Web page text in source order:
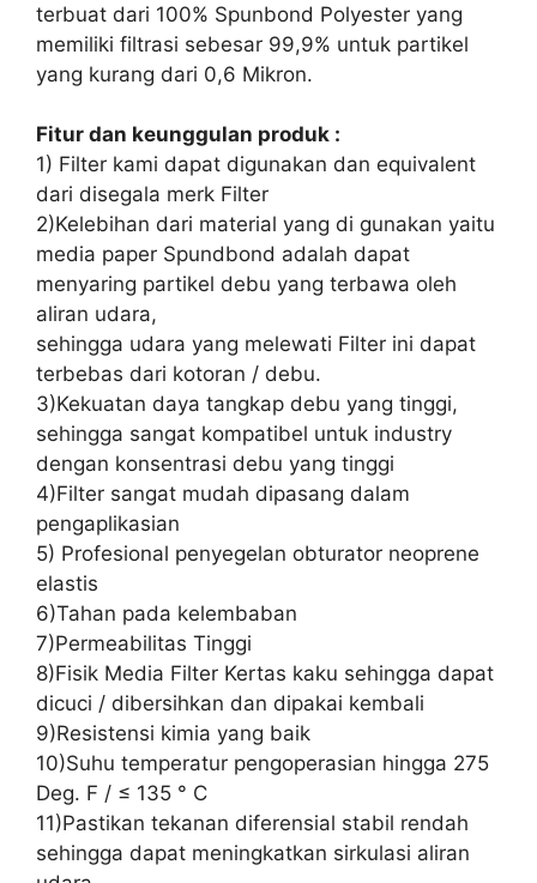
terbuat dari 100% Spunbond Polyester yang
memiliki filtrasi sebesar 99,9% untuk partikel
yang kurang dari 0,6 Mikron.
Fitur dan keunggulan produk :
1) Filter kami dapat digunakan dan equivalent
dari disegala merk Filter
2)Kelebihan dari material yang di gunakan yaitu
media paper Spundbond adalah dapat
menyaring partikel debu yang terbawa oleh
aliran udara,
sehingga udara yang melewati Filter ini dapat
terbebas dari kotoran / debu.
3)Kekuatan daya tangkap debu yang tinggi,
sehingga sangat kompatibel untuk industry
dengan konsentrasi debu yang tinggi
4)Filter sangat mudah dipasang dalam
pengaplikasian
5) Profesional penyegelan obturator neoprene
elastis
6)Tahan pada kelembaban
7)Permeabilitas Tinggi
8)Fisik Media Filter Kertas kaku sehingga dapat
dicuci / dibersihkan dan dipakai kembali
9)Resistensi kimia yang baik
10)Suhu temperatur pengoperasian hingga 275
Deg. F / ≤ 135 ° C
11)Pastikan tekanan diferensial stabil rendah
sehingga dapat meningkatkan sirkulasi aliran